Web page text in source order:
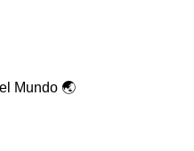
Mundo 🌏